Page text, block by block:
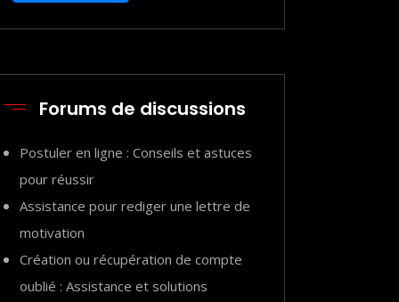
Forums de discussions
Postuler en ligne : Conseils et astuces
pour réussir
Assistance pour rediger une lettre de
motivation
Création ou récupération de compte
oublié : Assistance et solutions